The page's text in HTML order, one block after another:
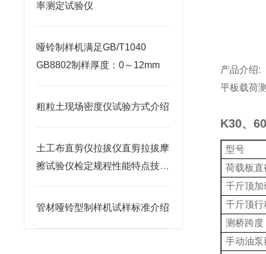
率测定试验仪
哑铃制样机满足GB/T1040
GB8802制样厚度：0～12mm
粗粒土现场密度仪试验方式介绍
土工布直剪仪拉拔仪直剪拉拔摩
擦试验仪检定规程性能特点技术
管材哑铃型制样机试样标准介绍
产品介绍:
平板载荷
K30、
型号
荷载板直
千斤顶
千斤顶行
测桥跨度
手动油